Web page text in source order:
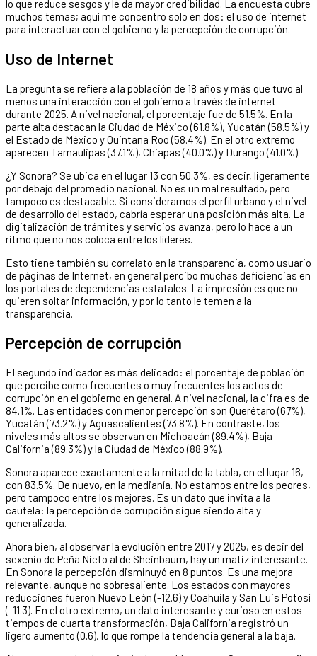
lo que reduce sesgos y le da mayor credibilidad. La encuesta cubre
muchos temas; aquí me concentro solo en dos: el uso de internet
para interactuar con el gobierno y la percepción de corrupción.
Uso de Internet
La pregunta se refiere a la población de 18 años y más que tuvo al
menos una interacción con el gobierno a través de internet
durante 2025. A nivel nacional, el porcentaje fue de 51.5%. En la
parte alta destacan la Ciudad de México (61.8%), Yucatán (58.5%) y
el Estado de México y Quintana Roo (58.4%). En el otro extremo
aparecen Tamaulipas (37.1%), Chiapas (40.0%) y Durango (41.0%).
¿Y Sonora? Se ubica en el lugar 13 con 50.3%, es decir, ligeramente
por debajo del promedio nacional. No es un mal resultado, pero
tampoco es destacable. Si consideramos el perfil urbano y el nivel
de desarrollo del estado, cabría esperar una posición más alta. La
digitalización de trámites y servicios avanza, pero lo hace a un
ritmo que no nos coloca entre los líderes.
Esto tiene también su correlato en la transparencia, como usuario
de páginas de Internet, en general percibo muchas deficiencias en
los portales de dependencias estatales. La impresión es que no
quieren soltar información, y por lo tanto le temen a la
transparencia.
Percepción de corrupción
El segundo indicador es más delicado: el porcentaje de población
que percibe como frecuentes o muy frecuentes los actos de
corrupción en el gobierno en general. A nivel nacional, la cifra es de
84.1%. Las entidades con menor percepción son Querétaro (67%),
Yucatán (73.2%) y Aguascalientes (73.8%). En contraste, los
niveles más altos se observan en Michoacán (89.4%), Baja
California (89.3%) y la Ciudad de México (88.9%).
Sonora aparece exactamente a la mitad de la tabla, en el lugar 16,
con 83.5%. De nuevo, en la medianía. No estamos entre los peores,
pero tampoco entre los mejores. Es un dato que invita a la
cautela: la percepción de corrupción sigue siendo alta y
generalizada.
Ahora bien, al observar la evolución entre 2017 y 2025, es decir del
sexenio de Peña Nieto al de Sheinbaum, hay un matiz interesante.
En Sonora la percepción disminuyó en 8 puntos. Es una mejora
relevante, aunque no sobresaliente. Los estados con mayores
reducciones fueron Nuevo León (-12.6) y Coahuila y San Luis Potosí
(-11.3). En el otro extremo, un dato interesante y curioso en estos
tiempos de cuarta transformación, Baja California registró un
ligero aumento (0.6), lo que rompe la tendencia general a la baja.